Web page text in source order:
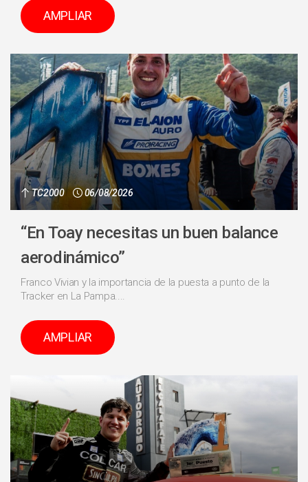
AMPLIAR
TC2000 06/08/2026
“En Toay necesitas un buen balance
aerodinámico”
Franco Vivian y la importancia de la puesta a punto de la
Tracker en La Pampa....
AMPLIAR